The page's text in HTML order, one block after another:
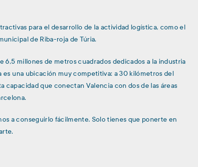
para el desarrollo de la actividad logística, como el
de Riba-roja de Túria.
6,5 millones de metros cuadrados dedicados a la industria
una ubicación muy competitiva: a 30 kilómetros del
capacidad que conectan Valencia con dos de las áreas
a conseguirlo fácilmente. Solo tienes que ponerte en